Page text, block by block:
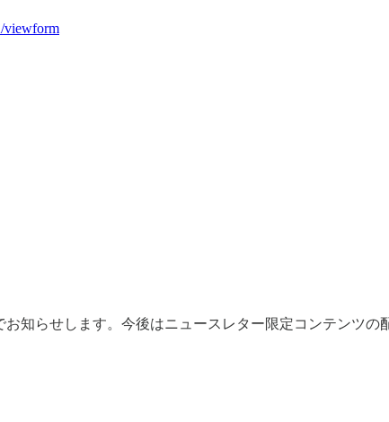
viewform
知らせします。今後はニュースレター限定コンテンツの